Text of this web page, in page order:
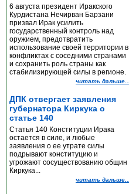
6 августа президент Иракского
Курдистана Нечирван Барзани
призвал Ирак усилить
государственный контроль над
оружием, предотвратить
использование своей территории в
конфликтах с соседними странами
и сохранить роль страны как
стабилизирующей силы в регионе.
читать дальше...
ДПК отвергает заявления
губернатора Киркука о
статье 140
Статья 140 Конституции Ирака
остается в силе, и любые
заявления о ее утрате силы
подрывают конституцию и
угрожают сосуществованию общин
Киркука...
читать дальше...